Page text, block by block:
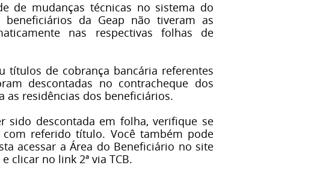
de mudanças técnicas no sistema do
da Geap não tiveram as
nas respectivas folhas de
títulos de cobrança bancária referentes
descontadas no contracheque dos
as residências dos beneficiários.
sido descontada em folha, verifique se
referido título. Você também pode
acessar a Área do Beneficiário no site
clicar no link 2ª via TCB.